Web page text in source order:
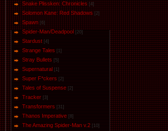
Snake Plissken: Chronicles [4]
Solomon Kane: Red Shadows [2]
Spawn [6]
Spider-Man/Deadpool [20]
Stardust [4]
Strange Tales [1]
Stray Bullets [5]
Supernatural [1]
Super F*ckers [2]
Tales of Suspense [2]
Tracker [3]
Transformers [31]
Thanos Imperative [8]
The Amazing Spider-Man v.2 [10]